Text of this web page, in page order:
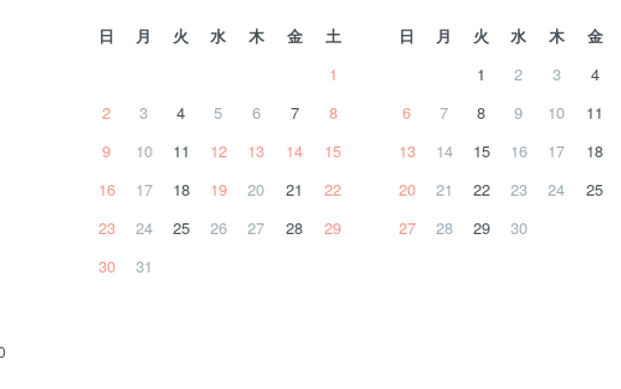
日 月 火 水 木 金
土
1
2
3 4 5 6 7
8
9
10 11 12 13 14
15
16
17 18 19 20 21
22
23
24 25 26 27 28
29
30
31
日 月 火 水 木 金
1
2 3 4
6
7 8 9 10 11
13
14 15 16 17 18
20
21 22 23 24 25
27
28 29 30